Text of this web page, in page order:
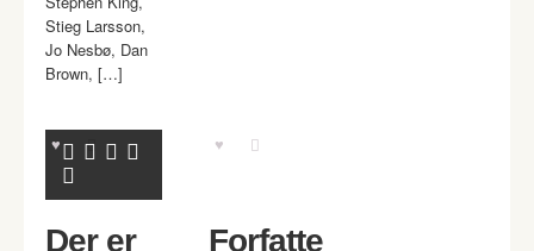
Stieg Larsson,
Jo Nesbø, Dan
Brown, […]
Der er
Forfatte